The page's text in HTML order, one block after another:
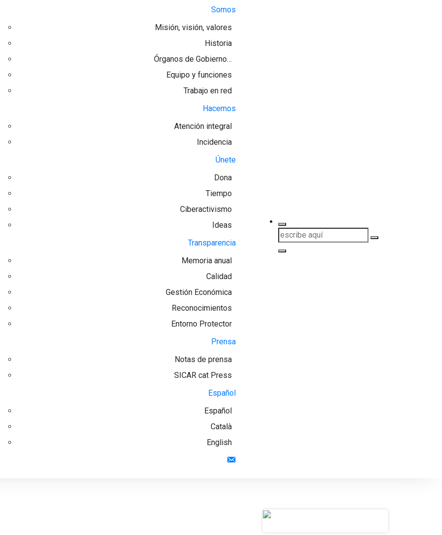
Somos
Misión, visión, valores
Historia
Órganos de Gobierno…
Equipo y funciones
Trabajo en red
Hacemos
Atención integral
Incidencia
Únete
Dona
Tiempo
Ciberactivismo
Ideas
Transparencia
Memoria anual
Calidad
Gestión Económica
Reconocimientos
Entorno Protector
Prensa
Notas de prensa
SICAR cat Press
Español
Español
Català
English
Contacto